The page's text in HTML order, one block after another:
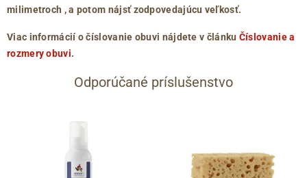
milimetroch , a potom nájsť zodpovedajúcu veľkosť.
Viac informácií o číslovanie obuvi nájdete v článku Číslovanie a
rozmery obuvi.
Odporúčané príslušenstvo